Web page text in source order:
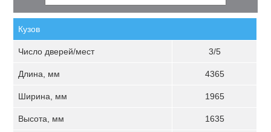
Кузов
Число дверей/мест 3/5
Длина, мм 4365
Ширина, мм 1965
Высота, мм 1635